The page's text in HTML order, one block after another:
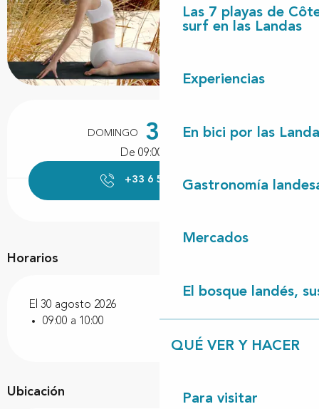
Las 7 playas de
surf en las Landas
Experiencias
En bici por las
Gastronomía
Mercados
El bosque landés,
QUÉ VER Y HACER
Para visitar
DOMINGO 30 AGOSTO
De 09:00 a 10:00
+33 6 59 19 52▒▒
Horarios
El 30 agosto 2026
09:00 a 10:00
Ubicación